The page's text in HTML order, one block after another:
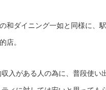
和ダイニング一如と同様に、
店。
収入がある人の為に、普段使い